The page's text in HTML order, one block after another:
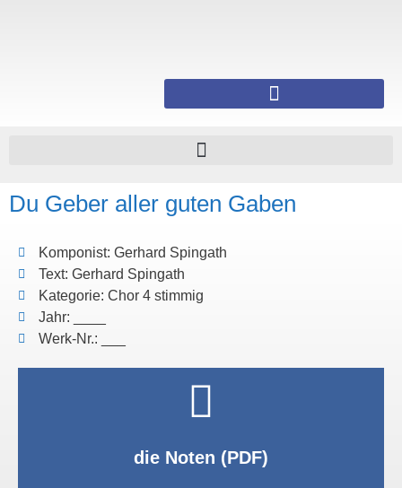
Du Geber aller guten Gaben
Komponist: Gerhard Spingath
Text: Gerhard Spingath
Kategorie: Chor 4 stimmig
Jahr: ____
Werk-Nr.: ___
die Noten (PDF)